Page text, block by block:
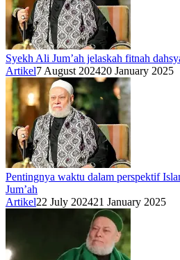
Syekh Ali Jum’ah jelaskah fitnah
Artikel7 August 202420 January 2025
Pentingnya waktu dalam perspektif
Jum’ah
Artikel22 July 202421 January 2025